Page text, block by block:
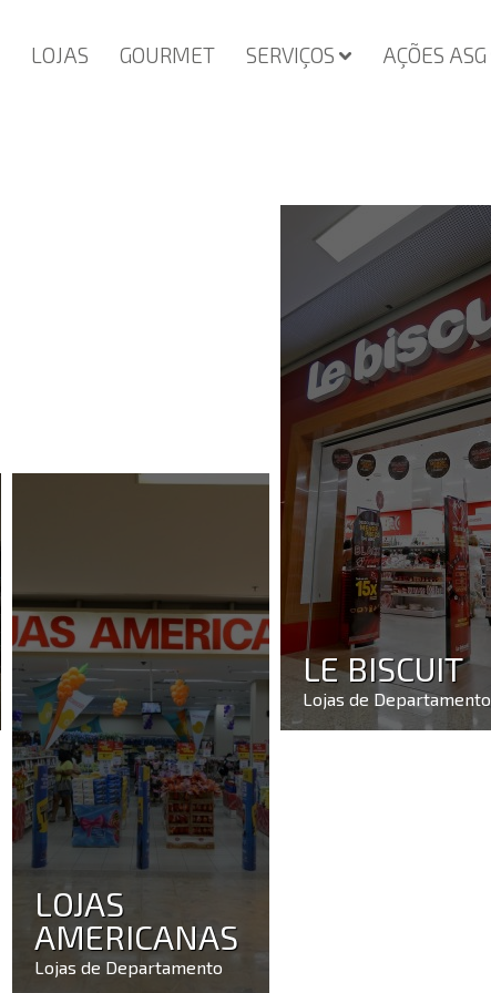
LOJAS GOURMET SERVIÇOS AÇÕES ASG
LE BISCUIT
Lojas de Departamento
LOJAS
AMERICANAS
Lojas de Departamento